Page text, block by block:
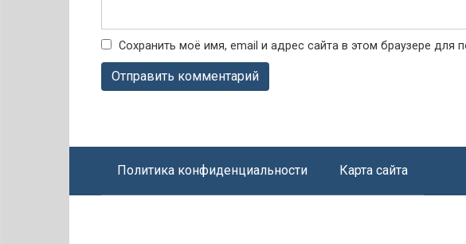
Сохранить моё имя, email и адрес сайта в этом браузере для
Политика конфиденциальности Карта сайта